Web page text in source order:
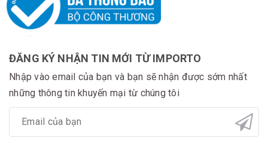
ĐĂNG KÝ NHẬN TIN MỚI TỪ IMPORTO
Nhập vào email của bạn và bạn sẽ nhận được sớm nhất
những thông tin khuyến mại từ chúng tôi